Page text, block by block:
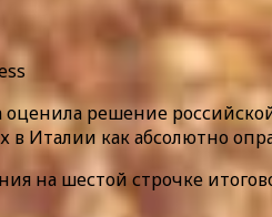
решение
Италии как абсолютно
на шестой строчке